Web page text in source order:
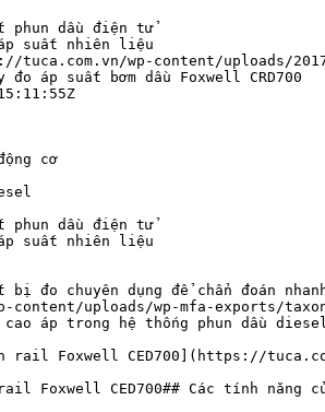
wp-content/uploads/2017/12/
áp suất bơm dầu Foxwell CRD700
bị đo chuyên dụng để chẩn đoán
uploads/wp-mfa-exports/
cao áp trong hệ thống phun dầu
rail Foxwell CED700](https://
Foxwell CED700## Các tính năng